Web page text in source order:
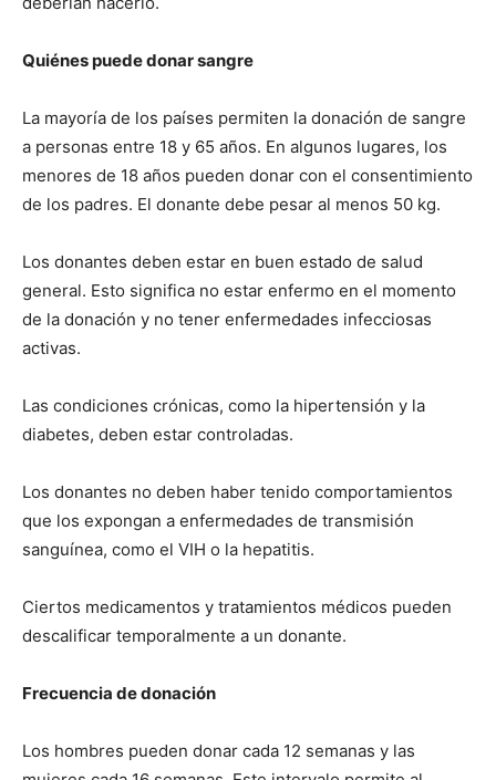
Quiénes puede donar sangre
La mayoría de los países permiten la donación de sangre
a personas entre 18 y 65 años. En algunos lugares, los
menores de 18 años pueden donar con el consentimiento
de los padres. El donante debe pesar al menos 50 kg.
Los donantes deben estar en buen estado de salud
general. Esto significa no estar enfermo en el momento
de la donación y no tener enfermedades infecciosas
activas.
Las condiciones crónicas, como la hipertensión y la
diabetes, deben estar controladas.
Los donantes no deben haber tenido comportamientos
que los expongan a enfermedades de transmisión
sanguínea, como el VIH o la hepatitis.
Ciertos medicamentos y tratamientos médicos pueden
descalificar temporalmente a un donante.
Frecuencia de donación
Los hombres pueden donar cada 12 semanas y las